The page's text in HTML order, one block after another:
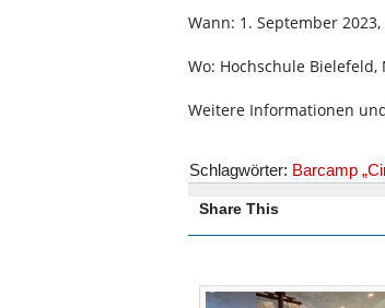
Wann: 1. September
Wo: Hochschule
Weitere Informationen
Schlagwörter: Barcamp
Share This